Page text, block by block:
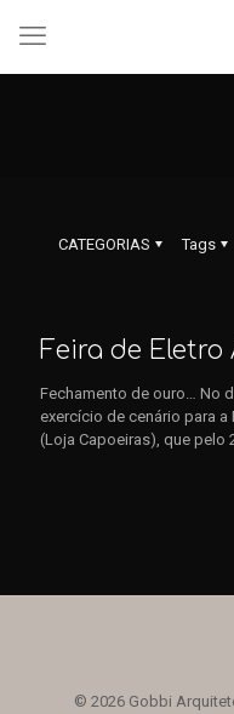
CATEGORIAS Tags
Feira de Eletro
Fechamento de ouro… No
exercício de cenário para
(Loja Capoeiras), que pelo
© 2026 Gobbi